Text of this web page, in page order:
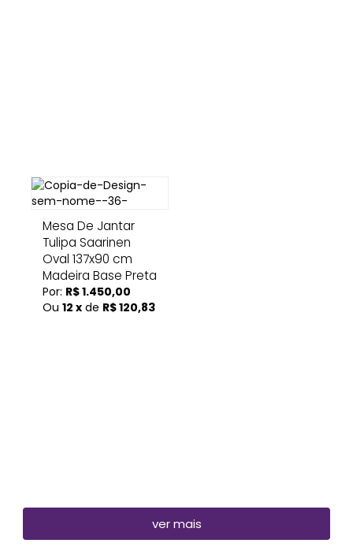
Mesa De Jantar
Tulipa Saarinen
Oval 137x90 cm
Madeira Base Preta
Por: R$ 1.450,00
Ou 12 x de R$ 120,83
ver mais